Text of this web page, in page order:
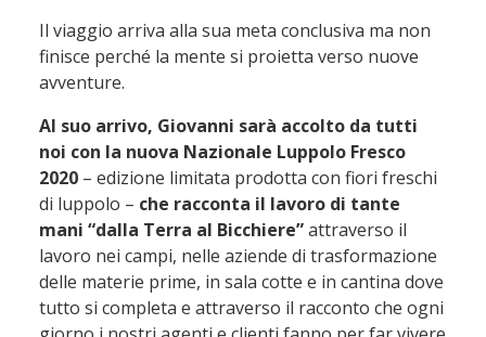
Il viaggio arriva alla sua meta conclusiva ma non
finisce perché la mente si proietta verso nuove
avventure.
Al suo arrivo, Giovanni sarà accolto da tutti
noi con la nuova Nazionale Luppolo Fresco
2020 – edizione limitata prodotta con fiori freschi
di luppolo – che racconta il lavoro di tante
mani “dalla Terra al Bicchiere”attraverso il
lavoro nei campi, nelle aziende di trasformazione
delle materie prime, in sala cotte e in cantina dove
tutto si completa e attraverso il racconto che ogni